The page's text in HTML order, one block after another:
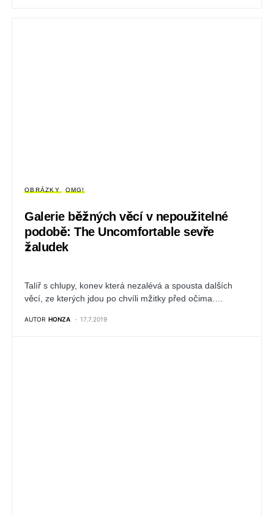
OBRÁZKY OMG!
Galerie běžných věcí v nepoužitelné
podobě: The Uncomfortable sevře
žaludek
Talíř s chlupy, konev která nezalévá a spousta dalších
věcí, ze kterých jdou po chvíli mžitky před očima.…
AUTOR HONZA 17.7.2019